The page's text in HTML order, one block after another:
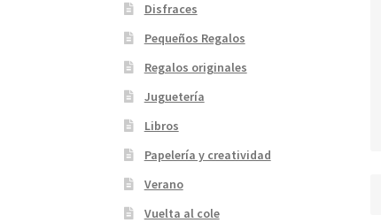
Disfraces
Pequeños Regalos
Regalos originales
Juguetería
Libros
Papelería y creatividad
Verano
Vuelta al cole